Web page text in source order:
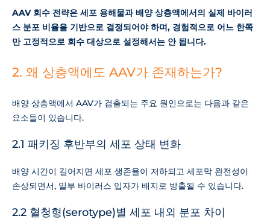
AAV 회수 전략은 세포 용해물과 배양 상층액에서의 실제 바이러
스 분포 비율을 기반으로 결정되어야 하며, 경험적으로 어느 한쪽
만 고정적으로 회수 대상으로 설정해서는 안 됩니다.
2. 왜 상층액에도 AAV가 존재하는가?
배양 상층액에서 AAV가 검출되는 주요 원인으로는 다음과 같은
요소들이 있습니다.
2.1 패키징 후반부의 세포 상태 변화
배양 시간이 길어지면 세포 생존율이 저하되고 세포막 완전성이
손상되면서, 일부 바이러스 입자가 배지로 방출될 수 있습니다.
2.2 혈청형(serotype)별 세포 내외 분포 차이